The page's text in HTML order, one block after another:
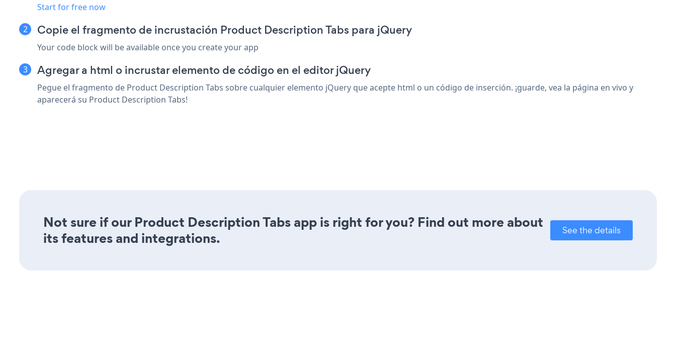
Start for free now
Copie el fragmento de incrustación Product Description Tabs para jQuery
Your code block will be available once you create your app
Agregar a html o incrustar elemento de código en el editor jQuery
Pegue el fragmento de Product Description Tabs sobre cualquier elemento jQuery que acepte html o un código de inserción. ¡guarde, vea la página en vivo y
aparecerá su Product Description Tabs!
Not sure if our Product Description Tabs app is right for you? Find out more about
its features and integrations.
See the details